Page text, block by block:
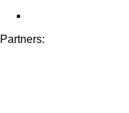
Partners: